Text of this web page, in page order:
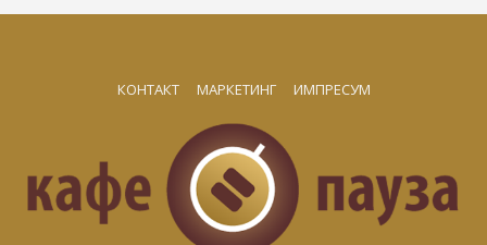
КОНТАКТ МАРКЕТИНГ ИМПРЕСУМ